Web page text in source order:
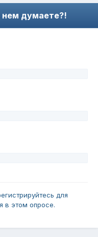
нем думаете?!
для
в этом опросе.